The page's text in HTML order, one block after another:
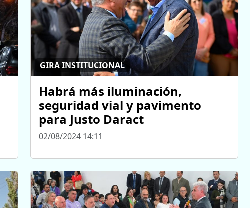
GIRA INSTITUCIONAL
Habrá más iluminación,
seguridad vial y pavimento
para Justo Daract
02/08/2024 14:11